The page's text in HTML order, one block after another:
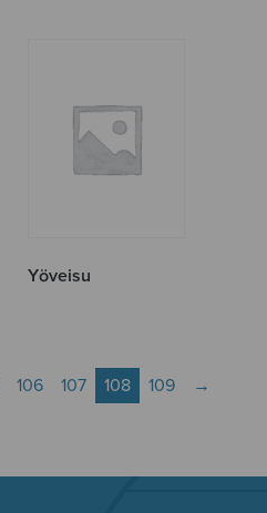
Yöveisu
106 107 108 109 →